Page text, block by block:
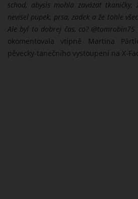
schod, abysis mohla zavázat
nevisel pupek, prsa, zadek a že tohle
Ale byl to dobrej čas, co?
okomentovala vtipně Martina
pěvecky-tanečního vystoupení na X-